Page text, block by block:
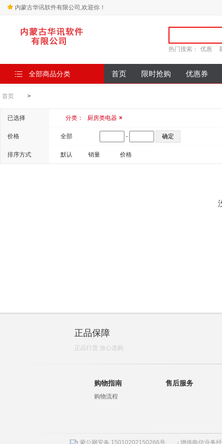
内蒙古华讯软件有限公司,欢迎你！
热门搜索： 优惠
全部商品分类 首页 限时抢购 优惠券
首页 >
已选择 分类： 厨房类电器 ×
价格 全部 -
排序方式 默认 销量 价格
正品保障
正品行货 放心选购
购物指南
购物流程
售后服务